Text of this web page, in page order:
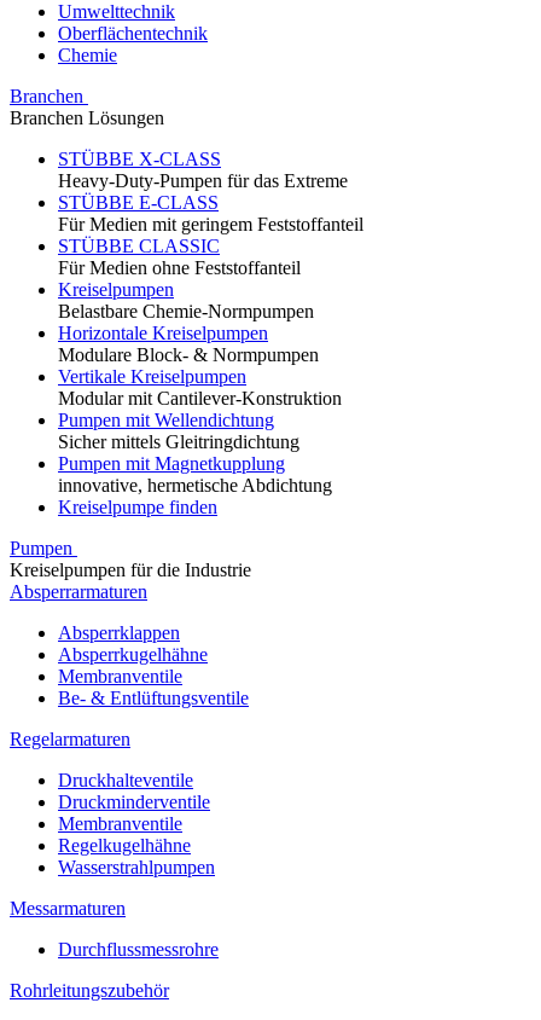
Umwelttechnik
Oberflächentechnik
Chemie
Branchen
Branchen Lösungen
STÜBBE X-CLASS
Heavy-Duty-Pumpen für das Extreme
STÜBBE E-CLASS
Für Medien mit geringem Feststoffanteil
STÜBBE CLASSIC
Für Medien ohne Feststoffanteil
Kreiselpumpen
Belastbare Chemie-Normpumpen
Horizontale Kreiselpumpen
Modulare Block- & Normpumpen
Vertikale Kreiselpumpen
Modular mit Cantilever-Konstruktion
Pumpen mit Wellendichtung
Sicher mittels Gleitringdichtung
Pumpen mit Magnetkupplung
innovative, hermetische Abdichtung
Kreiselpumpe finden
Pumpen
Kreiselpumpen für die Industrie
Absperrarmaturen
Absperrklappen
Absperrkugelhähne
Membranventile
Be- & Entlüftungsventile
Regelarmaturen
Druckhalteventile
Druckminderventile
Membranventile
Regelkugelhähne
Wasserstrahlpumpen
Messarmaturen
Durchflussmessrohre
Rohrleitungszubehör